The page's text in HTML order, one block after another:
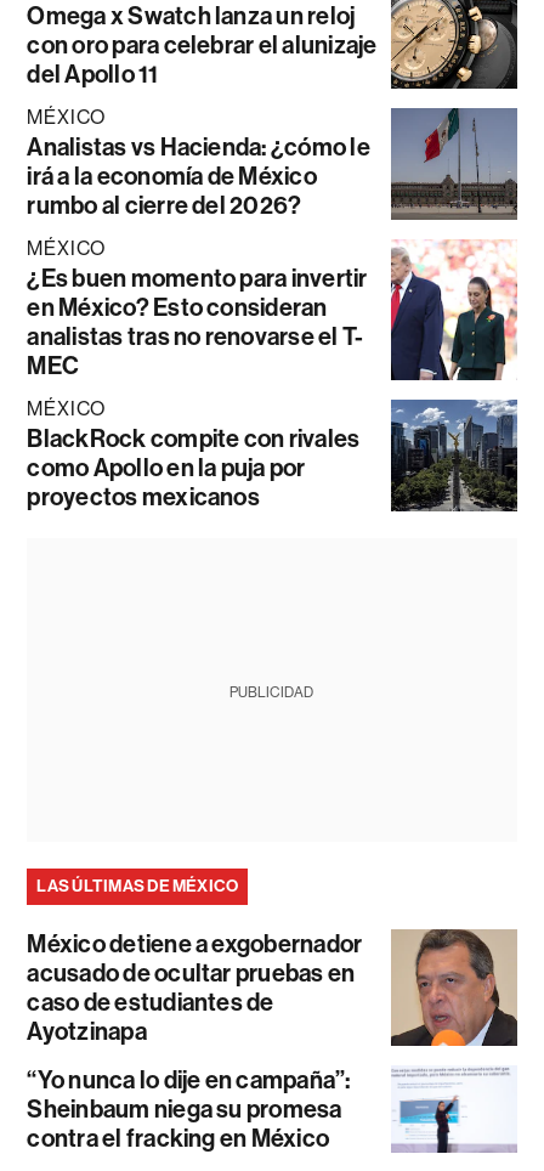
Omega x Swatch lanza un reloj
con oro para celebrar el alunizaje
del Apollo 11
MÉXICO
Analistas vs Hacienda: ¿cómo le
irá a la economía de México
rumbo al cierre del 2026?
MÉXICO
¿Es buen momento para invertir
en México? Esto consideran
analistas tras no renovarse el T-
MEC
MÉXICO
BlackRock compite con rivales
como Apollo en la puja por
proyectos mexicanos
PUBLICIDAD
LAS ÚLTIMAS DE MÉXICO
México detiene a exgobernador
acusado de ocultar pruebas en
caso de estudiantes de
Ayotzinapa
“Yo nunca lo dije en campaña”:
Sheinbaum niega su promesa
contra el fracking en México